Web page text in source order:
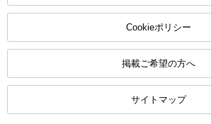
Cookieポリシー
掲載ご希望の方へ
サイトマップ